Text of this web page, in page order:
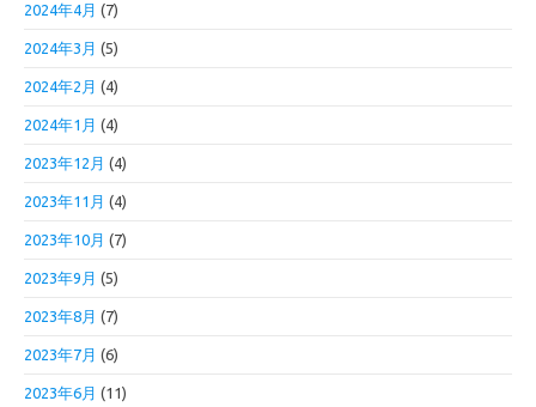
2024年4月 (7)
2024年3月 (5)
2024年2月 (4)
2024年1月 (4)
2023年12月 (4)
2023年11月 (4)
2023年10月 (7)
2023年9月 (5)
2023年8月 (7)
2023年7月 (6)
2023年6月 (11)